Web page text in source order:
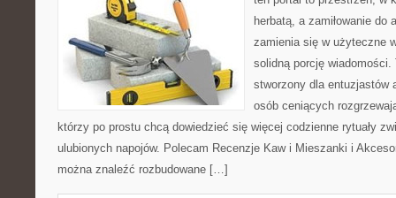
herbatą, a zamiłowanie do
zamienia się w użyteczne
solidną porcję wiadomości.
stworzony dla entuzjastów
osób ceniących
którzy po prostu chcą dowiedzieć się więcej codzienne rytuały
ulubionych napojów. Polecam Recenzje Kaw i Mieszanki i
można znaleźć rozbudowane […]